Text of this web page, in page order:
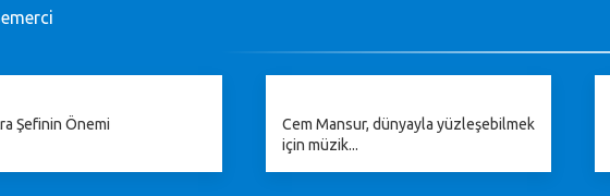
Şefinin Önemi
Cem Mansur, dünyayla yüzleşebilmek
için müzik...